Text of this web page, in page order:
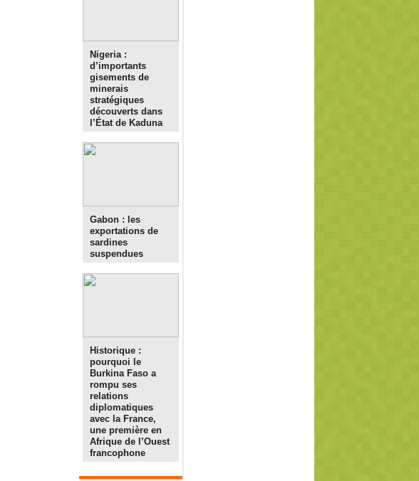
Nigeria :
d’importants
gisements de
minerais
stratégiques
découverts dans
l’État de Kaduna
Gabon : les
exportations de
sardines
suspendues
Historique :
pourquoi le
Burkina Faso a
rompu ses
relations
diplomatiques
avec la France,
une première en
Afrique de l’Ouest
francophone